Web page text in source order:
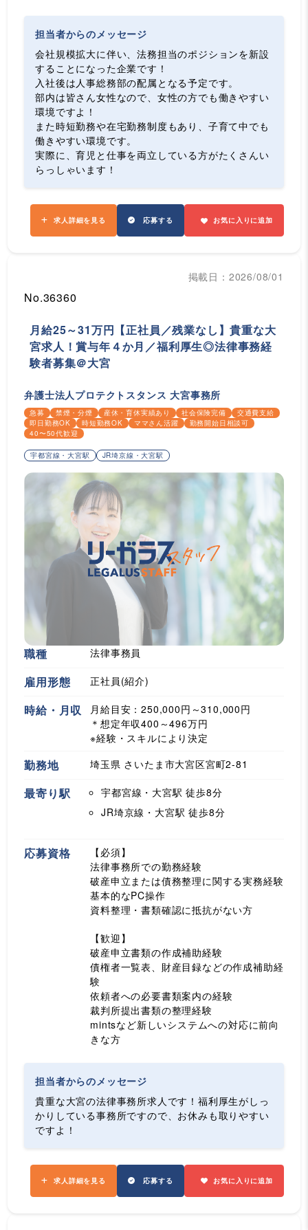
担当者からのメッセージ
会社規模拡大に伴い、法務担当のポジションを新設
することになった企業です！
入社後は人事総務部の配属となる予定です。
部内は皆さん女性なので、女性の方でも働きやすい
環境ですよ！
また時短勤務や在宅勤務制度もあり、子育て中でも
働きやすい環境です。
実際に、育児と仕事を両立している方がたくさんい
らっしゃいます！
求人詳細を見る 応募する お気に入りに追加
掲載日：2026/08/01
No.36360
月給25～31万円【正社員／残業なし】貴重な大
宮求人！賞与年４か月／福利厚生◎法律事務経
験者募集＠大宮
弁護士法人プロテクトスタンス 大宮事務所
急募 禁煙・分煙 産休・育休実績あり 社会保険完備
交通費支給
即日勤務OK
時短勤務OK ママさん活躍
勤務開始日相談可
40〜50代歓迎
宇都宮線・大宮駅 JR埼京線・大宮駅
職種 法律事務員
雇用形態 正社員(紹介)
時給・月収
月給目安：250,000円～310,000円
＊想定年収400～496万円
※経験・スキルにより決定
勤務地 埼玉県 さいたま市大宮区宮町2-81
最寄り駅 宇都宮線・大宮駅 徒歩8分
JR埼京線・大宮駅 徒歩8分
応募資格
【必須】
法律事務所での勤務経験
破産申立または債務整理に関する実務経験
基本的なPC操作
資料整理・書類確認に抵抗がない方
【歓迎】
破産申立書類の作成補助経験
債権者一覧表、財産目録などの作成補助経
験
依頼者への必要書類案内の経験
裁判所提出書類の整理経験
mintsなど新しいシステムへの対応に前向
きな方
担当者からのメッセージ
貴重な大宮の法律事務所求人です！福利厚生がしっ
かりしている事務所ですので、お休みも取りやすい
ですよ！
求人詳細を見る 応募する お気に入りに追加